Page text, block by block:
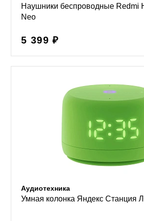
Наушники беспроводные Redmi
Neo
5 399 ₽
Аудиотехника
Умная колонка Яндекс Станция